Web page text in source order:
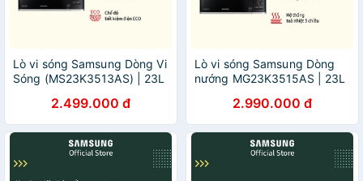
Lò vi sóng Samsung Dòng Vi
Sóng (MS23K3513AS) | 23L
Khoang lò gốm | Nhập
Malaysia | Chính hãng
2.499.000 đ
Lò vi sóng Samsung Dòng
nướng MG23K3515AS | 23L
Khoang lò gốm | Nhập
Malaysia | Chính hãng
2.990.000 đ